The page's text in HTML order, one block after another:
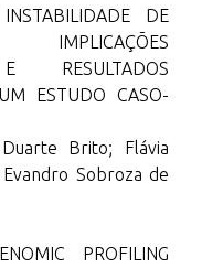
DE
IMPLICAÇÕES
RESULTADOS
ESTUDO CASO-
Brito; Flávia
Sobroza de
PROFILING